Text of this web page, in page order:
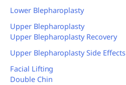
Lower Blepharoplasty
Upper Blepharoplasty
Upper Blepharoplasty Recovery
Upper Blepharoplasty Side Effects
Facial Lifting
Double Chin